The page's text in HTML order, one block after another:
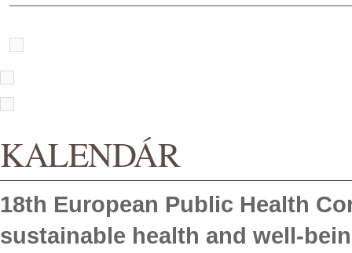
KALENDÁR
18th European Public Health
sustainable health and well-